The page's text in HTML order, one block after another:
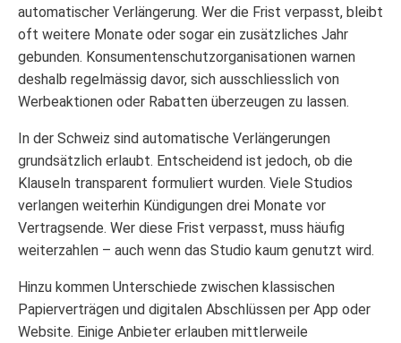
automatischer Verlängerung. Wer die Frist verpasst, bleibt
oft weitere Monate oder sogar ein zusätzliches Jahr
gebunden. Konsumentenschutzorganisationen warnen
deshalb regelmässig davor, sich ausschliesslich von
Werbeaktionen oder Rabatten überzeugen zu lassen.
In der Schweiz sind automatische Verlängerungen
grundsätzlich erlaubt. Entscheidend ist jedoch, ob die
Klauseln transparent formuliert wurden. Viele Studios
verlangen weiterhin Kündigungen drei Monate vor
Vertragsende. Wer diese Frist verpasst, muss häufig
weiterzahlen – auch wenn das Studio kaum genutzt wird.
Hinzu kommen Unterschiede zwischen klassischen
Papierverträgen und digitalen Abschlüssen per App oder
Website. Einige Anbieter erlauben mittlerweile